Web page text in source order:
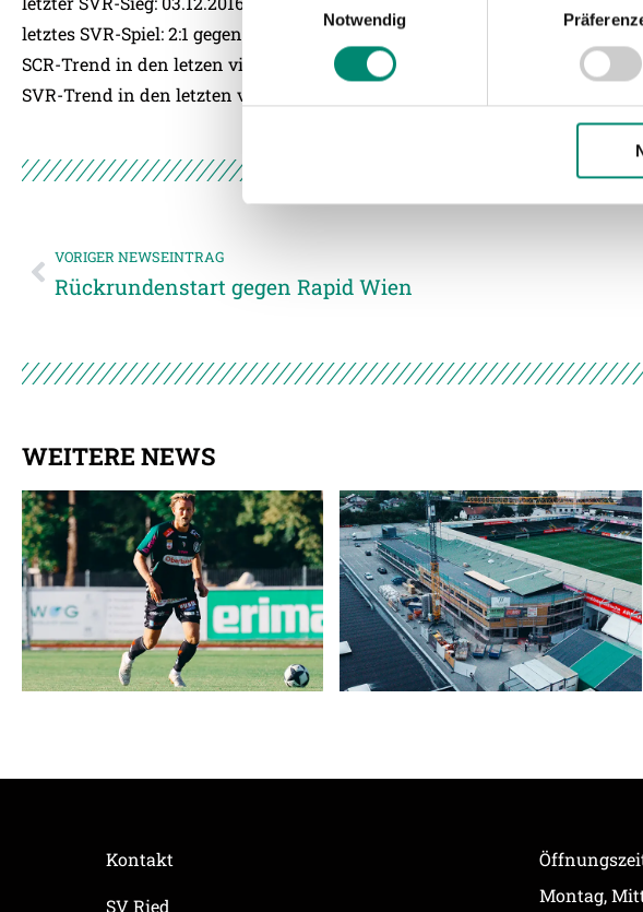
und die Zugriffe auf unsere Website zu
Notwendig
letztes SVR-Spiel: 2:1 gegen SV Mattersburg
SCR-Trend in den letzen vier Pflichtspielen: U-S-U-N
SVR-Trend in den letzten vier Pflichtspielen: S-N-N-N
VORIGER NEWSEINTRAG
Rückrundenstart gegen Rapid Wien
WEITERE NEWS
Kontakt
SV Ried
Montag,